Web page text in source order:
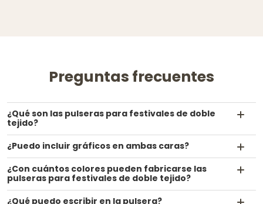
Preguntas frecuentes
¿Qué son las pulseras para festivales de doble
tejido?
¿Puedo incluir gráficos en ambas caras?
¿Con cuántos colores pueden fabricarse las
pulseras para festivales de doble tejido?
¿Qué puedo escribir en la pulsera?